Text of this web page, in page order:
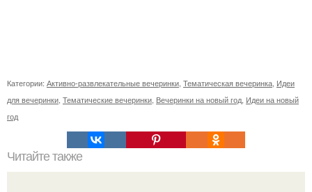
Категории: Активно-развлекательные вечеринки, Тематическая вечеринка, Идеи
для вечеринки, Тематические вечеринки, Вечеринки на новый год, Идеи на новый
год
Читайте также